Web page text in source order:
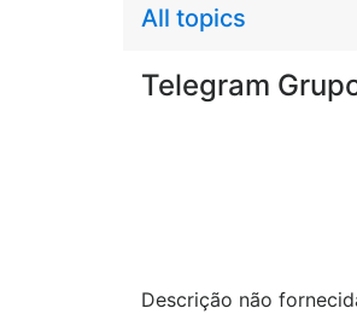
All topics
Telegram
Descrição não